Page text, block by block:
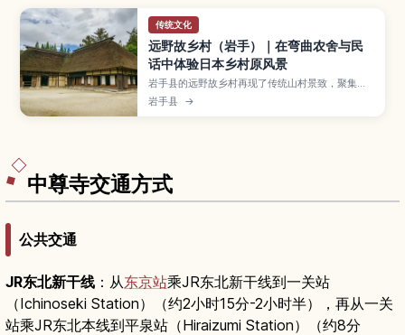
传统文化
远野故乡村（岩手）｜在弯曲农舍与民
话中体验日本乡村原风景
岩手县的远野故乡村再现了传统山村景致，聚集了
茅草屋顶的曲り家与水车、田地等怀旧风景。游客
可以参加手作工艺、乡土料理体验、农事体验和听
岩手县 →
中尊寺交通方式
公共交通
JR东北新干线 ：从东京站乘JR东北新干线到一关站
（Ichinoseki Station）（约2小时15分-2小时半），再从一关
站乘JR东北本线到平泉站（Hiraizumi Station）（约8分